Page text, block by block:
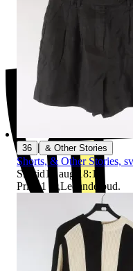
36 | & Other Stories
Shorts, & Other Stories,
Sluttid16 aug 18:10
.
Pris:
11 kr ,Ledande bud.